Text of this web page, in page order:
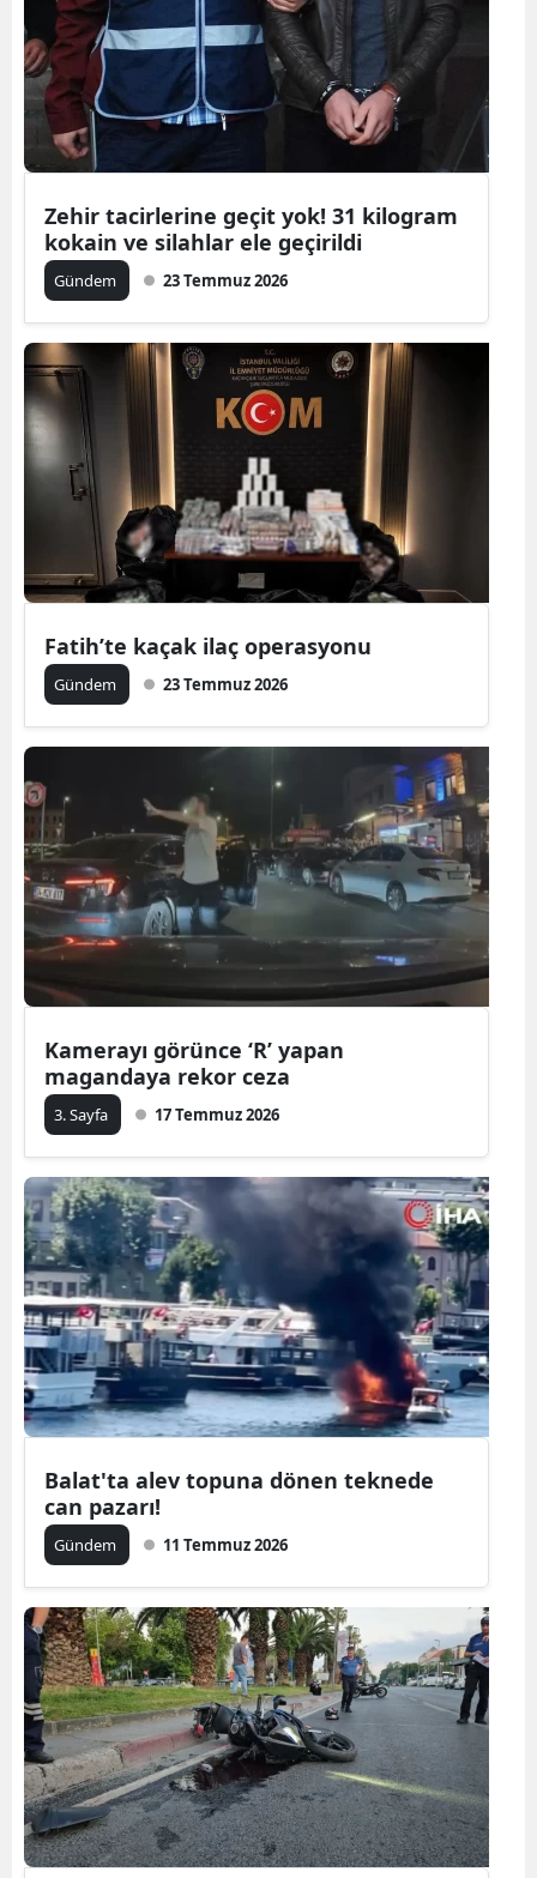
Zehir tacirlerine geçit yok! 31 kilogram
kokain ve silahlar ele geçirildi
Gündem 23 Temmuz 2026
Fatih’te kaçak ilaç operasyonu
Gündem 23 Temmuz 2026
Kamerayı görünce ‘R’ yapan
magandaya rekor ceza
3. Sayfa 17 Temmuz 2026
Balat'ta alev topuna dönen teknede
can pazarı!
Gündem 11 Temmuz 2026